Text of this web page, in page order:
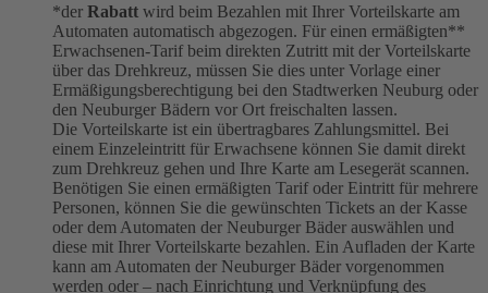
*der Rabatt wird beim Bezahlen mit Ihrer Vorteilskarte am
Automaten automatisch abgezogen. Für einen ermäßigten**
Erwachsenen-Tarif beim direkten Zutritt mit der Vorteilskarte
über das Drehkreuz, müssen Sie dies unter Vorlage einer
Ermäßigungsberechtigung bei den Stadtwerken Neuburg oder
den Neuburger Bädern vor Ort freischalten lassen.
Die Vorteilskarte ist ein übertragbares Zahlungsmittel. Bei
einem Einzeleintritt für Erwachsene können Sie damit direkt
zum Drehkreuz gehen und Ihre Karte am Lesegerät scannen.
Benötigen Sie einen ermäßigten Tarif oder Eintritt für mehrere
Personen, können Sie die gewünschten Tickets an der Kasse
oder dem Automaten der Neuburger Bäder auswählen und
diese mit Ihrer Vorteilskarte bezahlen. Ein Aufladen der Karte
kann am Automaten der Neuburger Bäder vorgenommen
werden oder – nach Einrichtung und Verknüpfung des